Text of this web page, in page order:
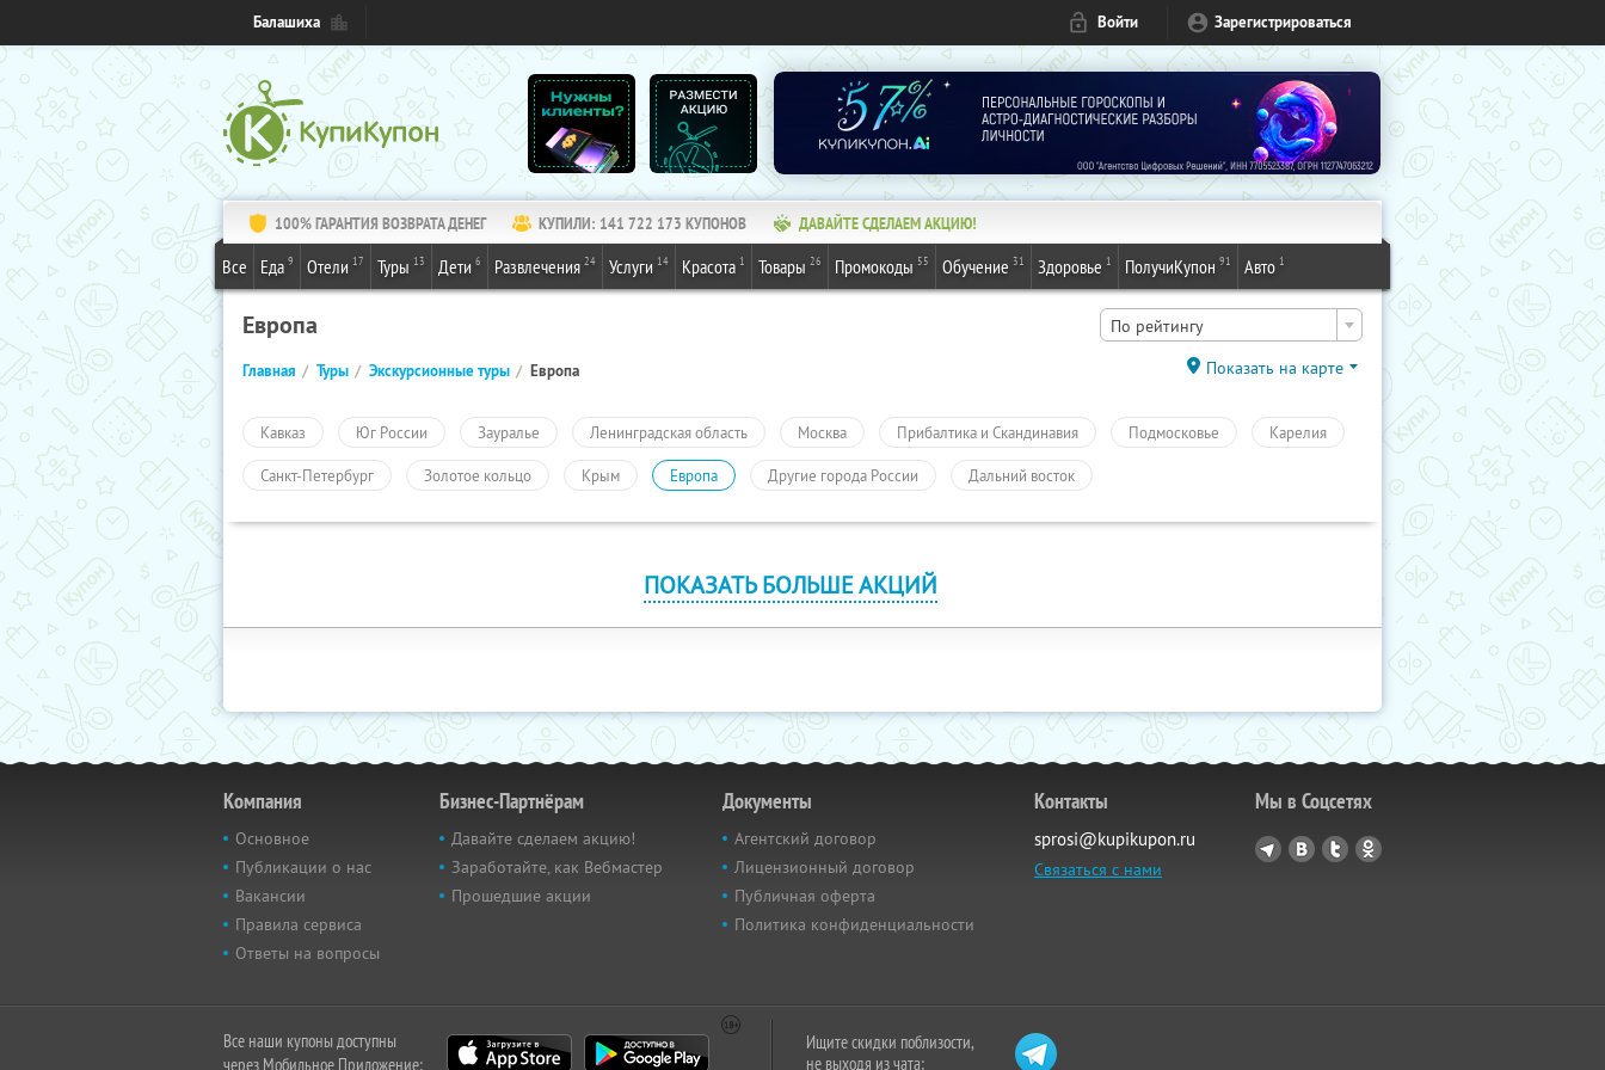
Балашиха Войти Зарегистрироваться
100% ГАРАНТИЯ ВОЗВРАТА ДЕНЕГ КУПИЛИ: 141 722 173 КУПОНОВ ДАВАЙТЕ СДЕЛАЕМ АКЦИЮ!
Все Еда 9 Отели 17 Туры 13 Дети 6 Развлечения 24 Услуги 14 Красота 1 Товары 26 Промокоды 55 Обучение 31 Здоровье 1 ПолучиКупон 91 Авто 1
Европа По рейтингу
Главная Туры Экскурсионные туры Европа Показать на карте
Кавказ Юг России Зауралье Ленинградская область Москва Прибалтика и Скандинавия Подмосковье Карелия
Санкт-Петербург Золотое кольцо Крым Европа Другие города России Дальний восток
ПОКАЗАТЬ БОЛЬШЕ АКЦИЙ
Компания
Основное
Публикации о нас
Вакансии
Правила сервиса
Ответы на вопросы
Бизнес-Партнёрам
Давайте сделаем акцию!
Заработайте, как Вебмастер
Прошедшие акции
Документы
Агентский договор
Лицензионный договор
Публичная оферта
Политика конфиденциальности
Контакты
sprosi@kupikupon.ru
Связаться с нами
Мы в Соцсетях
Все наши купоны доступны
через Мобильное Приложение:
Ищите скидки поблизости,
не выходя из чата: